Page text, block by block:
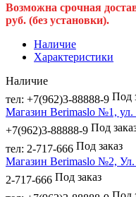
Возможна срочная
руб. (без установки).
Наличие
Характеристики
Наличие
тел: +7(962)3-88888-9 Под
Магазин Berimaslo №1,
+7(962)3-88888-9 Под
тел: 2-717-666 Под заказ
Магазин Berimaslo №2,
2-717-666 Под заказ